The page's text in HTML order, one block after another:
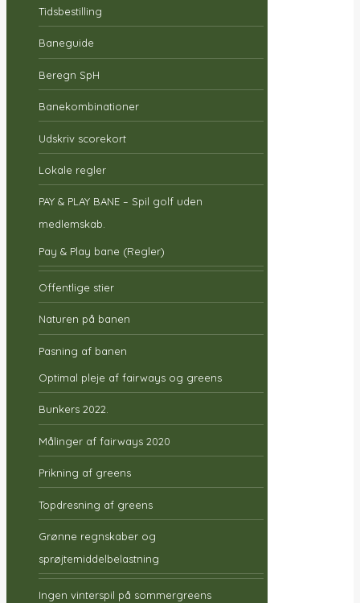
Tidsbestilling
Baneguide
Beregn SpH
Banekombinationer
Udskriv scorekort
Lokale regler
PAY & PLAY BANE – Spil golf uden
medlemskab.
Pay & Play bane (Regler)
Offentlige stier
Naturen på banen
Pasning af banen
Optimal pleje af fairways og greens
Bunkers 2022.
Målinger af fairways 2020
Prikning af greens
Topdresning af greens
Grønne regnskaber og
sprøjtemiddelbelastning
Ingen vinterspil på sommergreens